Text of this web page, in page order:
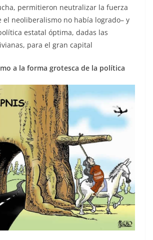
permitieron neutralizar la fuerza
el neoliberalismo no había logrado– y
estatal óptima, dadas las
para el gran capital
a la forma grotesca de la política